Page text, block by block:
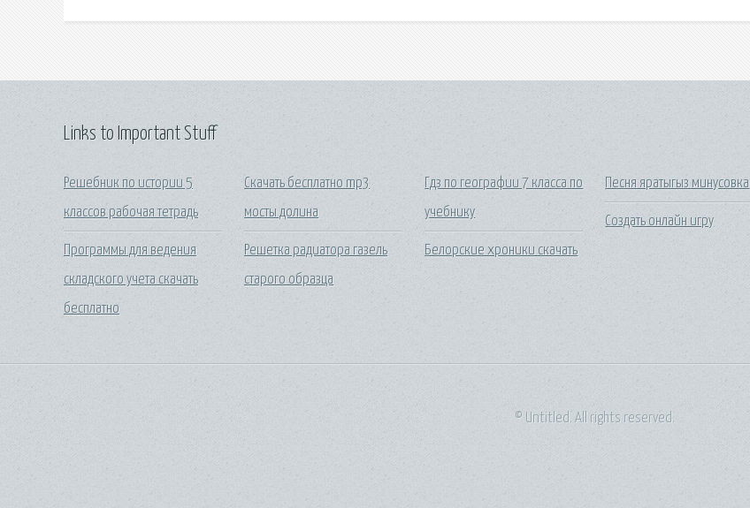
Links to Important Stuff
Решебник по истории 5
классов рабочая тетрадь
Программы для ведения
складского учета скачать
бесплатно
Скачать бесплатно mp3
мосты долина
Решетка радиатора газель
старого образца
Гдз по географии 7 класса по
учебнику
Белорские хроники скачать
Песня яратыгыз минусовка
Создать онлайн игру
© Untitled. All rights reserved.